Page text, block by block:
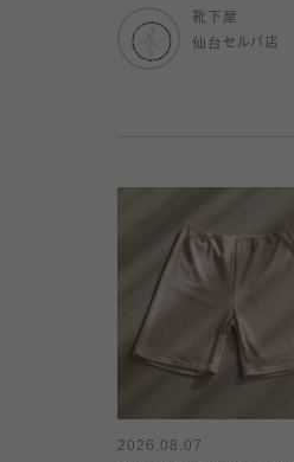
靴下屋
仙台セルバ店
2026.08.07